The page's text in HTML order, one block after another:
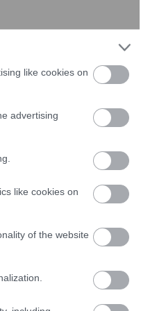
like cookies on
advertising
like cookies on
of the website
σε
με τον
Την
Ρίγκαν.
της